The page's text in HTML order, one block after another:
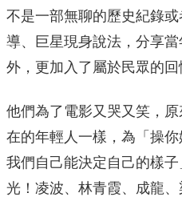
不是一部無聊的歷史紀錄
導、巨星現身說法，分享
外，更加入了屬於民眾的回
他們為了電影又哭又笑，
在的年輕人一樣，為「操
我們自己能決­定自己的樣
光！凌波、林青霞、成龍、